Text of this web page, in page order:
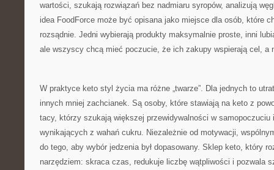
wartości, szukają rozwiązań bez nadmiaru syropów, analizują
idea FoodForce może być opisana jako miejsce dla osób, które
rozsądnie. Jedni wybierają produkty maksymalnie proste, inni
ale wszyscy chcą mieć poczucie, że ich zakupy wspierają cel, a
W praktyce keto styl życia ma różne „twarze”. Dla jednych to
innych mniej zachcianek. Są osoby, które stawiają na keto z
tacy, którzy szukają większej przewidywalności w samopoczuciu
wynikających z wahań cukru. Niezależnie od motywacji,
do tego, aby wybór jedzenia był dopasowany. Sklep keto, który
narzędziem: skraca czas, redukuje liczbę wątpliwości i pozwala